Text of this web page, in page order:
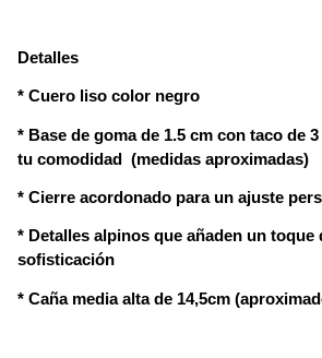
Detalles
* Cuero liso color negro
* Base de goma de 1.5 cm con taco de
tu comodidad
(medidas aproximadas)
* Cierre acordonado para un ajuste
* Detalles alpinos que añaden un toque
sofisticación
* Caña media alta de 14,5cm